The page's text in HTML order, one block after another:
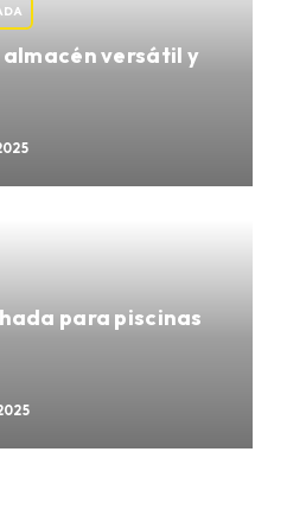
versátil y
para piscinas